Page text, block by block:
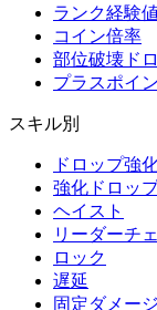
ランク経験
コイン倍率
部位破壊ド
プラスポイ
スキル別
ドロップ強
強化ドロッ
ヘイスト
リーダーチ
ロック
遅延
固定ダメージ